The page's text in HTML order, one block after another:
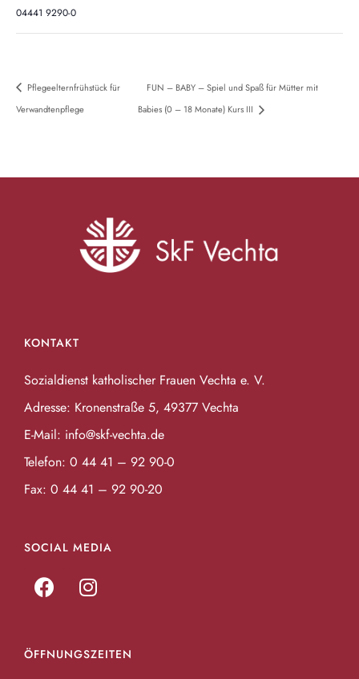
04441 9290-0
Pflegeelternfrühstück für
Verwandtenpflege
FUN – BABY – Spiel und Spaß für Mütter mit
Babies (0 – 18 Monate) Kurs III
KONTAKT
Sozialdienst katholischer Frauen Vechta e. V.
Adresse: Kronenstraße 5, 49377 Vechta
E-Mail: info@skf-vechta.de
Telefon: 0 44 41 – 92 90-0
Fax: 0 44 41 – 92 90-20
SOCIAL MEDIA
ÖFFNUNGSZEITEN